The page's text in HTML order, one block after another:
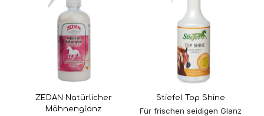
ZEDAN Natürlicher
Mähnenglanz
Stiefel Top Shine
Für frischen seidigen Glanz